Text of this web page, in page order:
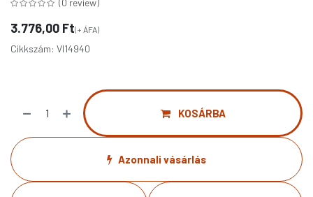
(0 review)
3.776,00 Ft(+ ÁFA)
Cikkszám: VI14940
KOSÁRBA
Azonnali vásárlás